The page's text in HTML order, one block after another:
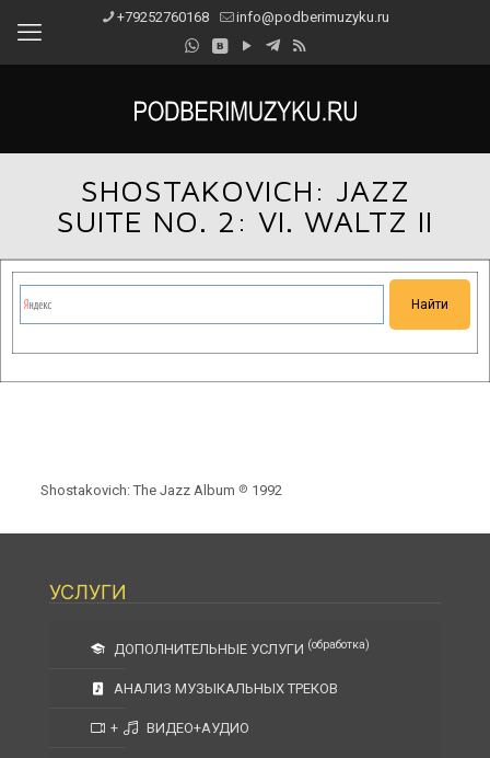
+79252760168 info@podberimuzyku.ru
SHOSTAKOVICH: JAZZ
SUITE NO. 2: VI. WALTZ II
Shostakovich: The Jazz Album ℗ 1992
УСЛУГИ
ДОПОЛНИТЕЛЬНЫЕ УСЛУГИ (обработка)
АНАЛИЗ МУЗЫКАЛЬНЫХ ТРЕКОВ
+ ВИДЕО+АУДИО